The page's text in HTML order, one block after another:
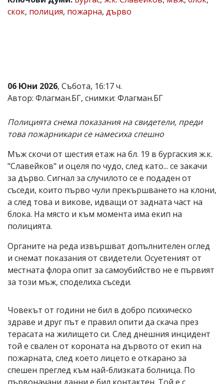
и
редакцията
отговорност
за
Ако
обиден
за
вас
коментар,
моля
сигнализирайте
ни!
скок, полиция, пожарна, дърво
06 Юни 2026, Събота, 16:17 ч.
Автор: Флагман.БГ, снимки: Флагман.БГ
Полицията снема показания на свидетели, преди
това пожарникари се намесиха спешно
Мъж скочи от шестия етаж на бл. 19 в бургаския ж.к.
"Славейков" и оцеля по чудо, след като... се закачи
за дърво. Сигнал за случилото се е подаден от
съседи, които първо чули прекършването на клони,
а след това и викове, идващи от задната част на
блока. На място и към момента има екип на
полицията.
Органите на реда извършват допълнителен оглед
и снемат показания от свидетели. Осуетеният от
местната флора опит за самоубийство не е първият
за този мъж, споделиха съседи.
Човекът от години не бил в добро психическо
здраве и друг път е правил опити да скача през
терасата на жилището си. След днешния инцидент
той е свален от короната на дървото от екип на
пожарната, след което лицето е откарано за
спешен преглед към най-близката болница. По
първоначани данни е бил контактен. Той е с